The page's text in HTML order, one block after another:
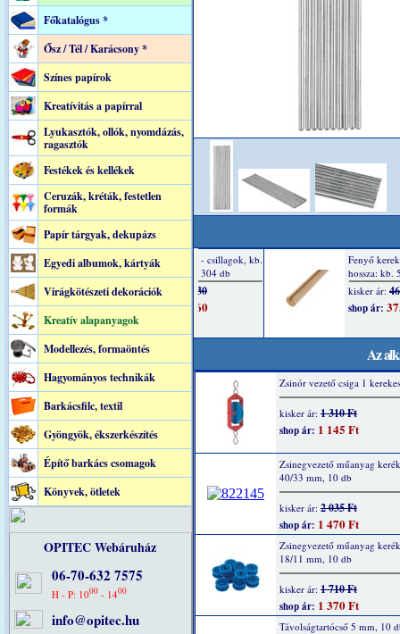
Főkatalógus *
Ősz / Tél / Karácsony *
Színes papírok
Kreatívitás a papírral
Lyukasztók, ollók, nyomdázás,
ragasztók
Festékek és kellékek
Ceruzák, kréták, festetlen
formák
Papír tárgyak, dekupázs
Egyedi albumok, kártyák
Virágkötészeti dekorációk
Kreatív alapanyagok
Modellezés, formaöntés
Hagyományos technikák
Barkácsfilc, textil
Gyöngyök, ékszerkészítés
Építő barkács csomagok
Könyvek, ötletek
OPITEC Webáruház
06-70-632 7575
H - P: 1000- 1400
info@opitec.hu
Az
Zsinór vezető csiga 1
kisker ár: 1 310 Ft
shop ár: 1 145 Ft
Zsinegvezető műanyag
40/33 mm, 10 db
kisker ár: 2 035 Ft
shop ár: 1 470 Ft
Zsinegvezető műanyag
18/11 mm, 10 db
kisker ár: 1 710 Ft
shop ár: 1 370 Ft
Távolságtartócső 5 mm, 10